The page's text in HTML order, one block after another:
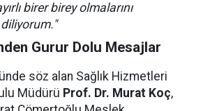
birer birey olmalarını
Gurur Dolu Mesajlar
söz alan Sağlık Hizmetleri
Müdürü Prof. Dr. Murat Koç,